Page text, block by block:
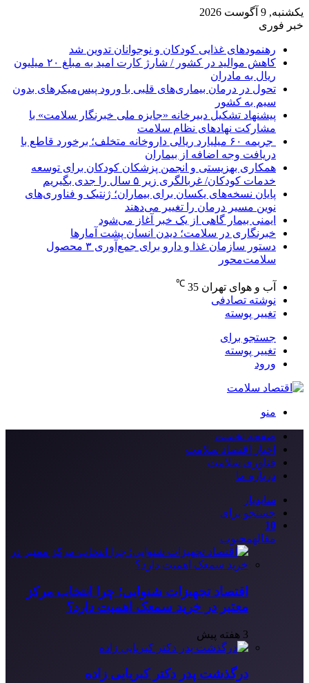
یکشنبه, 9 آگوست 2026
خبر فوری
رهنمودهای غذایی کودکان و نوجوانان تدوین شد
کاهش موالید در کشور / شارژ کارت امید به مبلغ ۲۰ میلیون
ریال به مادران
تحول در درمان بیماری‌های قلبی با ورود پیس‌میکرهای بدون
سیم به کشور
پیشنهاد تشکیل دبیرخانه «جایزه ملی خبرنگار سلامت» با
مشارکت نهادهای نظام سلامت
جریمه ۶۰ میلیارد ریالی داروخانه متخلف؛ برخورد قاطع با
دریافت وجه اضافه از بیماران
همکاری بهزیستی و انجمن پزشکان کودکان برای توسعه
خدمات کودکان/ غربالگری زیر ۵ سال را جدی بگیریم
پایان نسخه‌های یکسان برای بیماران؛ ژنتیک و فناوری‌های
نوین مسیر درمان را تغییر می‌دهند
ایمنی بیمار گاهی از یک خبر آغاز می‌شود
خبرنگاری در سلامت؛ دیدن انسان پشت آمارها
دستور سازمان غذا و دارو برای جمع‌آوری ۳ محصول
سلامت‌محور
آب و هوای تهران 35
℃
نوشته تصادفی
تغییر پوسته
جستجو برای
تغییر پوسته
ورود
منو
صفحه نخست
اخبار اقتصاد سلامت
فناوری سلامت
درباره ما
سایدبار
جستجو برای
10
مقالهمحبوب
اقتصاد تجهیزات شنوایی؛ چرا انتخاب مرکز
معتبر در خرید سمعک اهمیت دارد؟
3 هفته پیش
درگذشت پدر دکتر کبریایی زاده